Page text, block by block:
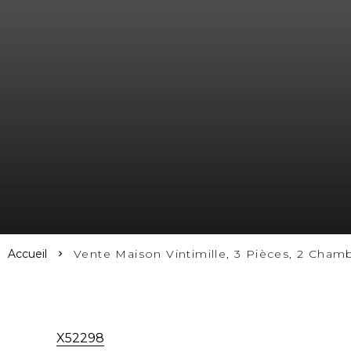
Accueil Vente Maison Vintimille, 3 Pièces, 2
X52298